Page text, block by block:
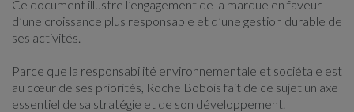
Ce document illustre l’engagement de la marque en faveur
d’une croissance plus responsable et d’une gestion durable de
ses activités.
Parce que la responsabilité environnementale et sociétale est
au cœur de ses priorités, Roche Bobois fait de ce sujet un axe
essentiel de sa stratégie et de son développement.